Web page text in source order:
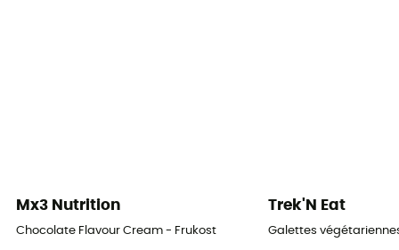
Mx3 Nutrition
Chocolate Flavour Cream - Frukost
Trek'N Eat
Galettes